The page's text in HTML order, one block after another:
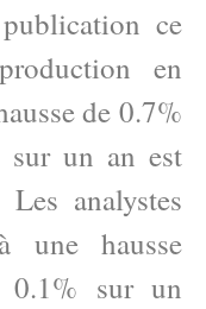
ce
en
de 0.7%
un an est
analystes
une hausse
0.1% sur un